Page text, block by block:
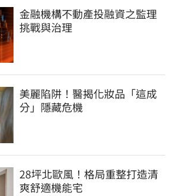
金融機構不動產投融資之監理
挑戰與治理
美麗陷阱！醫揭化妝品「這成
分」隱藏危機
28坪北歐風！格局重整打造清
爽舒適機能宅